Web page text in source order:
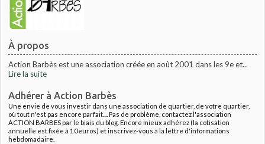
À propos
Action Barbès est une association créée en août 2001 dans les 9e et...
Lire la suite
Adhérer à Action Barbès
Une envie de vous investir dans une association de quartier, de votre quartier,
où tout n'est pas encore parfait.... Pas de problème, contactez l'association
ACTION BARBES par le biais du blog. Encore mieux adhérez (la cotisation
annuelle est fixée à 10euros) et inscrivez-vous à la lettre d'informations
hebdomadaire.